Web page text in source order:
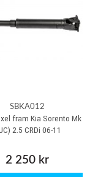
SBKA012
fram Kia Sorento Mk
2.5 CRDi 06-11
2 250 kr